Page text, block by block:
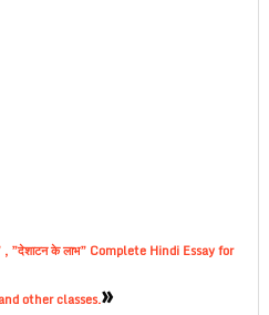
”देशाटन के लाभ” Complete Hindi Essay for
other classes.»